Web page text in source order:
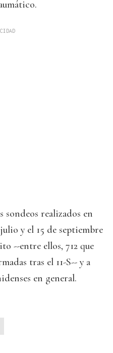
sondeos realizados en
y el 15 de septiembre
--entre ellos, 712 que
tras el 11-S-- y a
en general.